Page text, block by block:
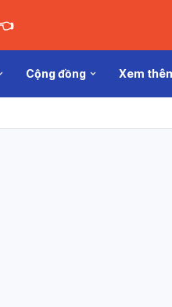
👈
Cộng đồng Xem